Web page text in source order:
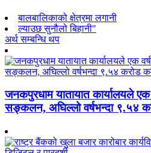
बालबालिकाको क्षेत्रमा लगानी
ल्याउछ सुनौलो बिहानी"
अर्थ सम्बन्धि थप
जनकपुरधाम यातायात कार्यालयले
सङ्कलन, अघिल्लो वर्षभन्दा ९.५४